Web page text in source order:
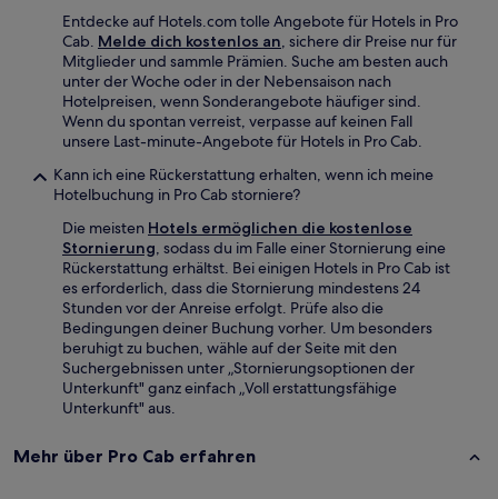
Entdecke auf Hotels.com tolle Angebote für Hotels in Pro
Cab. Melde dich kostenlos an, sichere dir Preise nur für
Mitglieder und sammle Prämien. Suche am besten auch
unter der Woche oder in der Nebensaison nach
Hotelpreisen, wenn Sonderangebote häufiger sind.
Wenn du spontan verreist, verpasse auf keinen Fall
unsere Last-minute-Angebote für Hotels in Pro Cab.
Kann ich eine Rückerstattung erhalten, wenn ich meine
Hotelbuchung in Pro Cab storniere?
Die meisten Hotels ermöglichen die kostenlose
Stornierung, sodass du im Falle einer Stornierung eine
Rückerstattung erhältst. Bei einigen Hotels in Pro Cab ist
es erforderlich, dass die Stornierung mindestens 24
Stunden vor der Anreise erfolgt. Prüfe also die
Bedingungen deiner Buchung vorher. Um besonders
beruhigt zu buchen, wähle auf der Seite mit den
Suchergebnissen unter „Stornierungsoptionen der
Unterkunft" ganz einfach „Voll erstattungsfähige
Unterkunft" aus.
Mehr über Pro Cab erfahren